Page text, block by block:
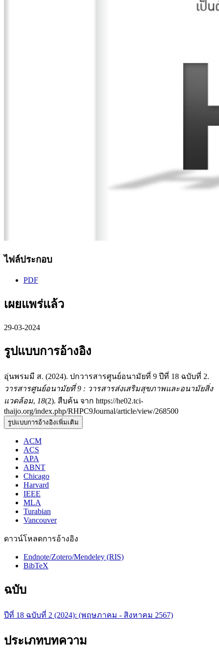
ไฟล์ประกอบ
PDF
เผยแพร่แล้ว
29-03-2024
รูปแบบการอ้างอิง
อุ่นพรมมี ส. (2024). ปกวารสารศูนย์อนามัยที่ 9 ปีที่ 18 ฉบับที่ 2.
วารสารศูนย์อนามัยที่ 9 : วารสารส่งเสริมสุขภาพและอนามัยสิ่ง
แวดล้อม, 18(2). สืบค้น จาก https://he02.tci-
thaijo.org/index.php/RHPC9Journal/article/view/268500
รูปแบบการอ้างอิงเพิ่มเติม
ACM
ACS
APA
ABNT
Chicago
Harvard
IEEE
MLA
Turabian
Vancouver
ดาวน์โหลดการอ้างอิง
Endnote/Zotero/Mendeley (RIS)
BibTeX
ฉบับ
ปีที่ 18 ฉบับที่ 2 (2024): (พฤษภาคม - สิงหาคม 2567)
ประเภทบทความ